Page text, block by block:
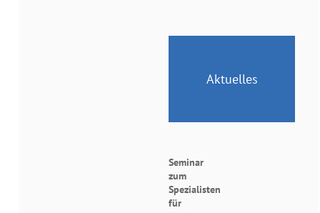
Aktuelles
Seminar
zum
Spezialisten
für